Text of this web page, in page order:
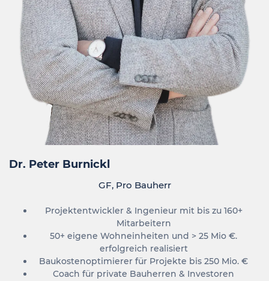
Dr. Peter Burnickl
GF, Pro Bauherr
Projektentwickler & Ingenieur mit bis zu 160+
Mitarbeitern
50+ eigene Wohneinheiten und > 25 Mio €.
erfolgreich realisiert
Baukostenoptimierer für Projekte bis 250 Mio. €
Coach für private Bauherren & Investoren